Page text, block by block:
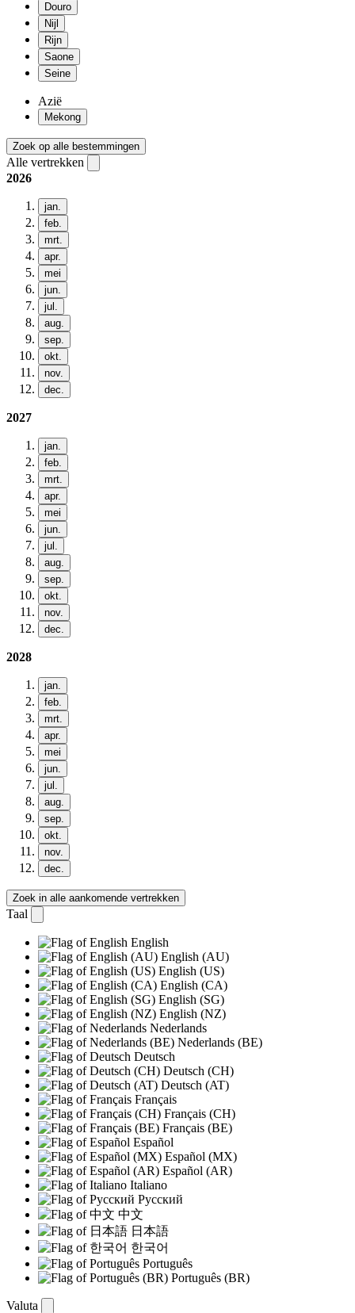
Douro
Nijl
Rijn
Saone
Seine
Azië
Mekong
Zoek op alle bestemmingen
Alle vertrekken
2026
jan.
feb.
mrt.
apr.
mei
jun.
jul.
aug.
sep.
okt.
nov.
dec.
2027
jan.
feb.
mrt.
apr.
mei
jun.
jul.
aug.
sep.
okt.
nov.
dec.
2028
jan.
feb.
mrt.
apr.
mei
jun.
jul.
aug.
sep.
okt.
nov.
dec.
Zoek in alle aankomende vertrekken
Taal
English
English (AU)
English (US)
English (CA)
English (SG)
English (NZ)
Nederlands
Nederlands (BE)
Deutsch
Deutsch (CH)
Deutsch (AT)
Français
Français (CH)
Français (BE)
Español
Español (MX)
Español (AR)
Italiano
Русский
中文
日本語
한국어
Português
Português (BR)
Valuta